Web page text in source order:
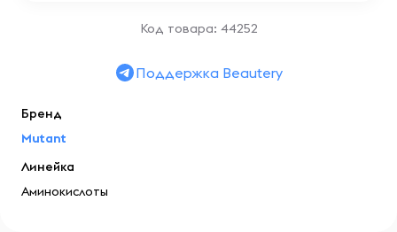
Код товара: 44252
Поддержка Beautery
Бренд
Mutant
Линейка
Аминокислоты